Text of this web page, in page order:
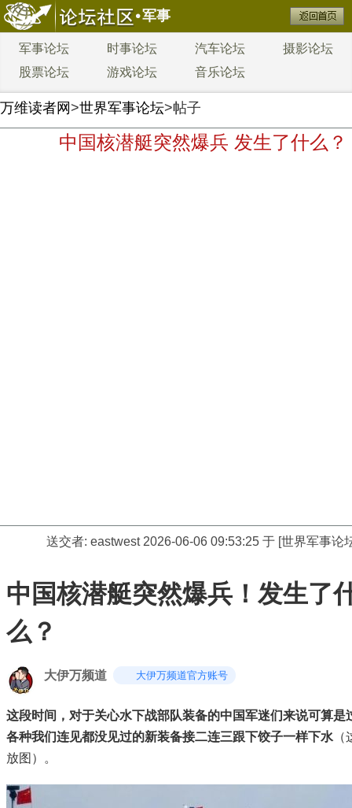
军事
军事论坛 时事论坛 汽车论坛
摄影论坛
股票论坛
游戏论坛 音乐论坛
万维读者网 >世界军事论坛>帖子
中国核潜艇突然爆兵 发生了什么？
送交者: eastwest2026-06-06 09:53:25 于 [世界军事论
中国核潜艇突然爆兵！发生了
么？
大伊万频道 大伊万频道官方账号
这段时间，对于关心水下战部队装备的中国军迷们来说可算是
各种我们连见都没见过的新装备接二连三跟下饺子一样下水
放图）。